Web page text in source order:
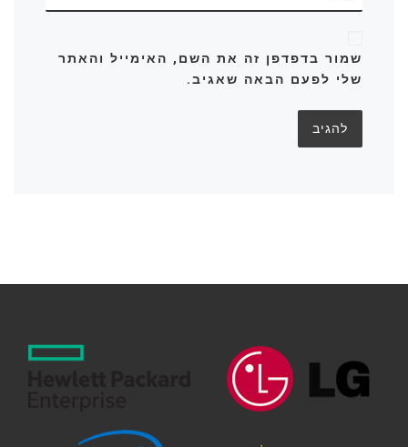
שמור בדפדפן זה את השם, האימייל והאתר
שלי לפעם הבאה שאגיב.